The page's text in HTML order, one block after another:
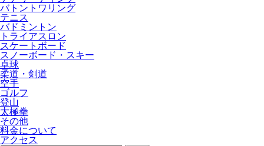
バトントワリング
テニス
バドミントン
トライアスロン
スケートボード
スノーボード・スキー
卓球
柔道・剣道
空手
ゴルフ
登山
太極拳
その他
料金について
アクセス